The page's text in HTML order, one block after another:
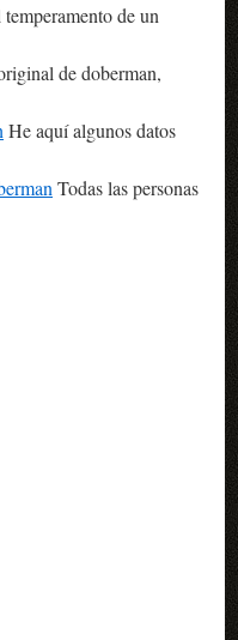
de un
de doberman,
He aquí algunos datos
Todas las personas